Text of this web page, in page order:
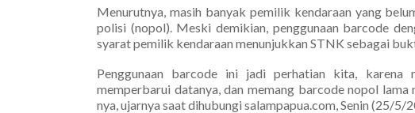
Menurutnya, masih banyak pemilik kendaraan yang
polisi (nopol). Meski demikian, penggunaan barcode
syarat pemilik kendaraan menunjukkan STNK sebagai
Penggunaan barcode ini jadi perhatian kita, karena
memperbarui datanya, dan memang barcode nopol
nya, ujarnya saat dihubungi salampapua.com, Senin (25/5/